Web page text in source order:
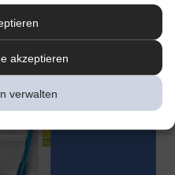
akzeptieren
verwalten